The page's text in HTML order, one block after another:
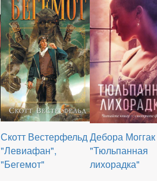
Скотт Вестерфельд
"Левиафан",
"Бегемот"
Дебора Моггак
"Тюльпанная
лихорадка"